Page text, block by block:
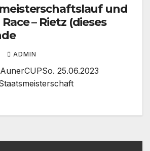
und
– Rietz (dieses
ADMIN
25.06.2023